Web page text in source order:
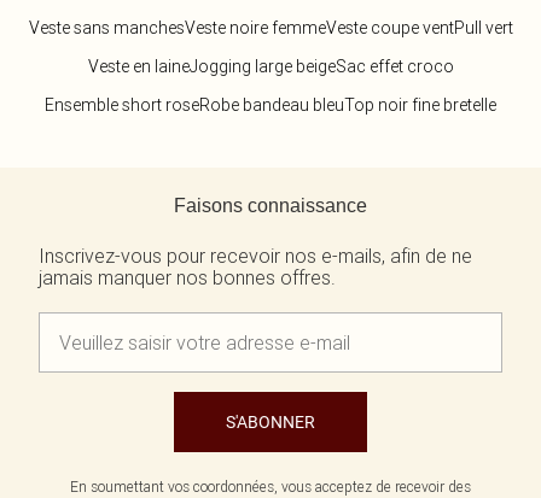
Veste sans manchesVeste noire femmeVeste coupe ventPull vert
Veste en laineJogging large beigeSac effet croco
Ensemble short roseRobe bandeau bleuTop noir fine bretelle
Faisons connaissance
Inscrivez-vous pour recevoir nos e-mails, afin de ne
jamais manquer nos bonnes offres.
S'ABONNER
En soumettant vos coordonnées, vous acceptez de recevoir des